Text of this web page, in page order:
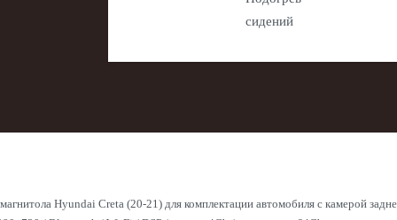
сидений
Hyundai Creta (20-21) для комплектации автомобиля с камерой